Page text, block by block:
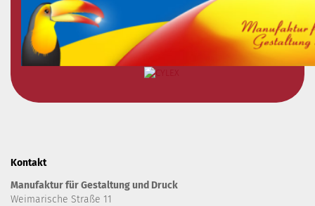
Kontakt
Manufaktur für Gestaltung und Druck
Weimarische Straße 11